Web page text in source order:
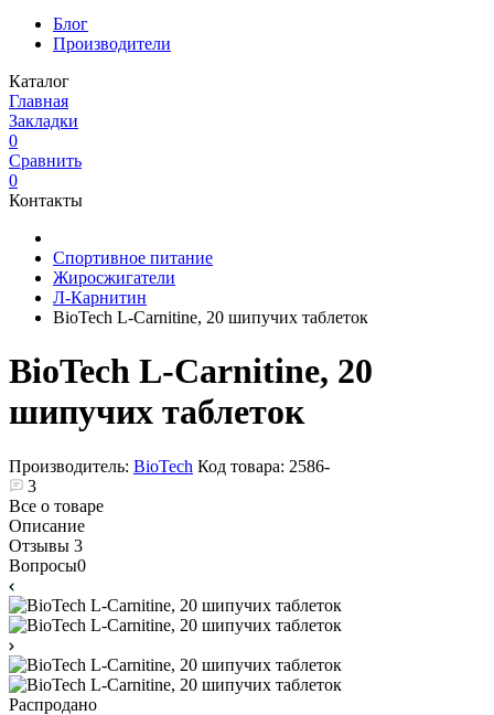
Блог
Производители
Каталог
Главная
Закладки
0
Сравнить
0
Контакты
Спортивное питание
Жиросжигатели
Л-Карнитин
BioTech L-Carnitine, 20 шипучих таблеток
BioTech L-Carnitine, 20
шипучих таблеток
Производитель: BioTech Код товара: 2586-
3
Все о товаре
Описание
Отзывы 3
Вопросы0
Распродано